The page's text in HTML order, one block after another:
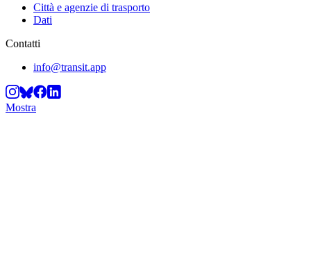
Città e agenzie di trasporto
Dati
Contatti
info@transit.app
Mostra